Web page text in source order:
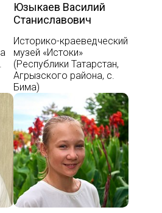
Юзыкаев Василий
Станиславович
Историко-краеведческий
музей «Истоки»
(Республики Татарстан,
Агрызского района, с.
Бима)